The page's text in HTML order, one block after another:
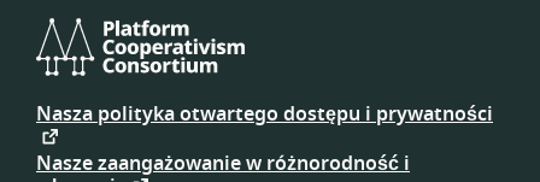
Platform
Cooperativism
Consortium
Nasza polityka otwartego dostępu i prywatności
Nasze zaangażowanie w różnorodność i